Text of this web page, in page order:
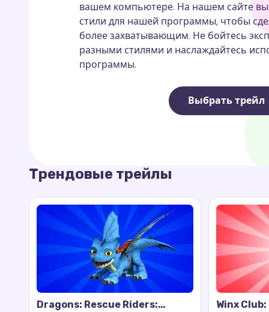
вашем компьютере. На нашем сайте
стили для нашей программы, чтобы
более захватывающим. Не бойтесь
разными стилями и наслаждайтесь
программы.
Выбрать трейл
Трендовые трейлы
Dragons: Rescue Riders:
Winx